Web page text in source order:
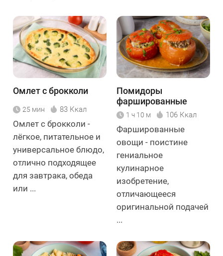
Омлет с брокколи
25 мин 83 Ккал
Омлет с брокколи -
лёгкое, питательное и
универсальное блюдо,
отлично подходящее
для завтрака, обеда
или ...
Помидоры
фаршированные
фаршем в духовке
1 ч 10 м 106 Ккал
Фаршированные
овощи - поистине
гениальное
кулинарное
изобретение,
отличающееся
оригинальной подачей
...